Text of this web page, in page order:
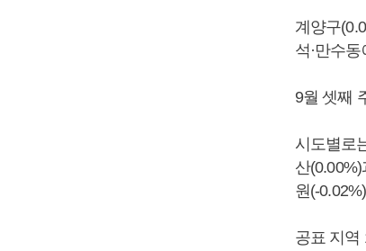
계양구
석·만수
9월 셋째
시도별로
산
원(-
공표 지역